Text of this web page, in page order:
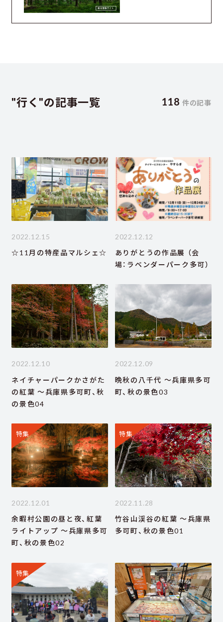
"行く"の記事一覧 118 件の記事
2022.12.15
☆11月の特産品マルシェ☆
2022.12.12
ありがとうの作品展 （会
場：ラベンダーパーク多可）
2022.12.10
ネイチャーパークかさがた
の紅葉 ～兵庫県多可町、秋
の景色04
2022.12.09
晩秋の八千代 ～兵庫県多可
町、秋の景色03
特集
2022.12.01
余暇村公園の昼と夜、紅葉
ライトアップ ～兵庫県多可
町、秋の景色02
特集
2022.11.28
竹谷山渓谷の紅葉 ～兵庫県
多可町、秋の景色01
特集